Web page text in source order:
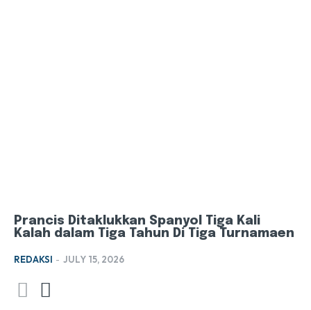
Prancis Ditaklukkan Spanyol Tiga Kali
Kalah dalam Tiga Tahun Di Tiga Turnamaen
REDAKSI - JULY 15, 2026